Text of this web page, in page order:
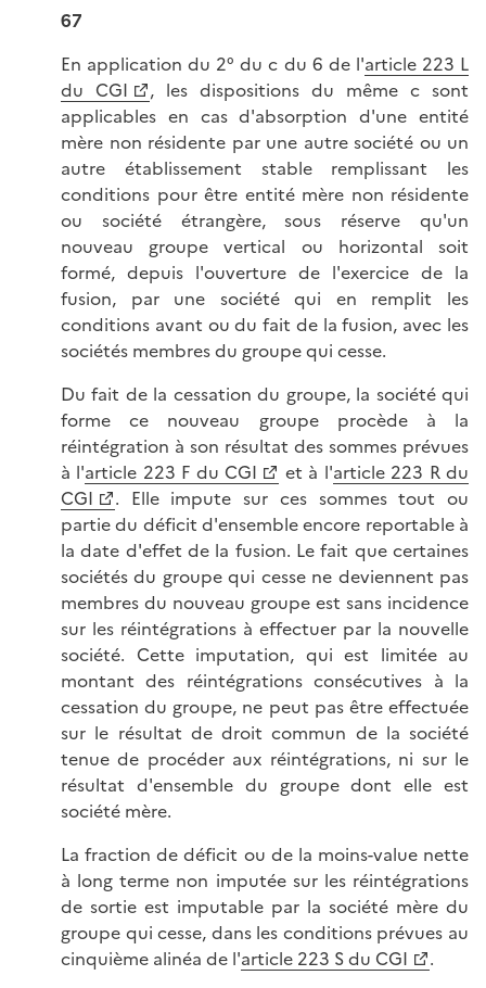
67
En application du 2° du c du 6 de l'article 223 L
du CGI
, les dispositions du même c sont
applicables en cas d'absorption d'une entité
mère non résidente par une autre société ou un
autre établissement stable remplissant les
conditions pour être entité mère non résidente
ou société étrangère, sous réserve qu'un
nouveau groupe vertical ou horizontal soit
formé, depuis l'ouverture de l'exercice de la
fusion, par une société qui en remplit les
conditions avant ou du fait de la fusion, avec les
sociétés membres du groupe qui cesse.
Du fait de la cessation du groupe, la société qui
forme ce nouveau groupe procède à la
réintégration à son résultat des sommes prévues
à l'article 223 F du CGI et à l'article 223 R du
CGI
. Elle impute sur ces sommes tout ou
partie du déficit d'ensemble encore reportable à
la date d'effet de la fusion. Le fait que certaines
sociétés du groupe qui cesse ne deviennent pas
membres du nouveau groupe est sans incidence
sur les réintégrations à effectuer par la nouvelle
société. Cette imputation, qui est limitée au
montant des réintégrations consécutives à la
cessation du groupe, ne peut pas être effectuée
sur le résultat de droit commun de la société
tenue de procéder aux réintégrations, ni sur le
résultat d'ensemble du groupe dont elle est
société mère.
La fraction de déficit ou de la moins-value nette
à long terme non imputée sur les réintégrations
de sortie est imputable par la société mère du
groupe qui cesse, dans les conditions prévues au
cinquième alinéa de l'article 223 S du CGI
.